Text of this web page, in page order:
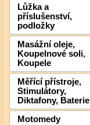
Lůžka a
příslušenství,
podložky
Masážní oleje,
Koupelnové soli,
Koupele
Měřící přístroje,
Stimulátory,
Diktafony, Baterie
Motomedy